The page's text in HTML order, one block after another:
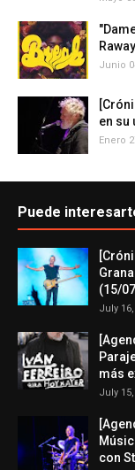
Junio
en su
Enero
Puede
(15/
July
más
July
con